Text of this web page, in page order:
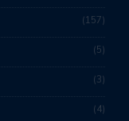
157
5
3
4